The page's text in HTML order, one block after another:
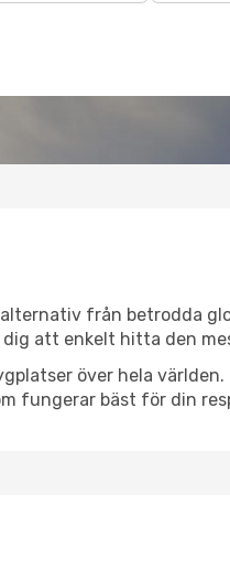
från betrodda
att enkelt hitta den
över hela världen.
fungerar bäst för din